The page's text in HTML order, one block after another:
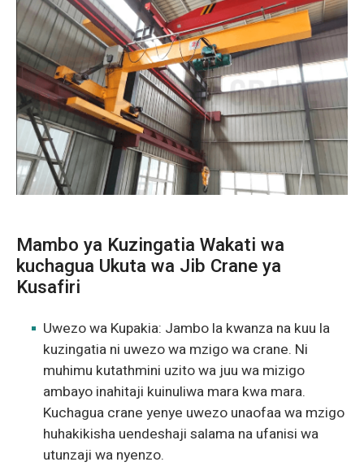
Mambo ya Kuzingatia Wakati wa
kuchagua Ukuta wa Jib Crane ya
Kusafiri
Uwezo wa Kupakia: Jambo la kwanza na kuu la
kuzingatia ni uwezo wa mzigo wa crane. Ni
muhimu kutathmini uzito wa juu wa mizigo
ambayo inahitaji kuinuliwa mara kwa mara.
Kuchagua crane yenye uwezo unaofaa wa mzigo
huhakikisha uendeshaji salama na ufanisi wa
utunzaji wa nyenzo.